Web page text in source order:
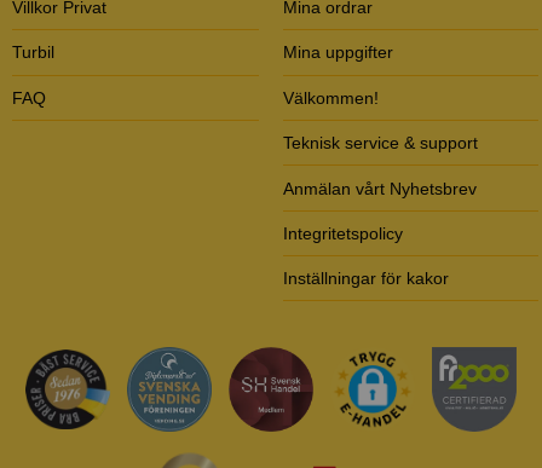
Villkor Privat
Turbil
FAQ
Mina ordrar
Mina uppgifter
Välkommen!
Teknisk service & support
Anmälan vårt Nyhetsbrev
Integritetspolicy
Inställningar för kakor